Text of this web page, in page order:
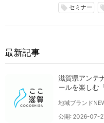
local_offer セミナー
最新記事
滋賀県アンテ
ールを楽しむ
地域ブランド
公開: 2026-07-